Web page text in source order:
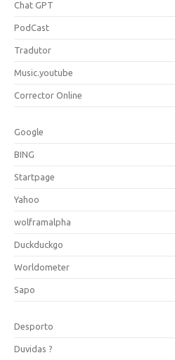
Chat GPT
PodCast
Tradutor
Music.youtube
Corrector Online
Google
BING
Startpage
Yahoo
wolframalpha
Duckduckgo
Worldometer
Sapo
Desporto
Duvidas ?